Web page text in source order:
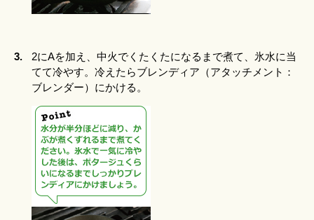
3.
2にAを加え、中火でくたくたになるまで煮て、氷水に当
てて冷やす。冷えたらブレンディア（アタッチメント：
ブレンダー）にかける。